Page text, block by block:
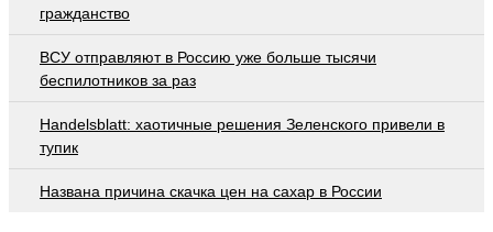
гражданство
ВСУ отправляют в Россию уже больше тысячи
беспилотников за раз
Handelsblatt: хаотичные решения Зеленского привели в
тупик
Названа причина скачка цен на сахар в России